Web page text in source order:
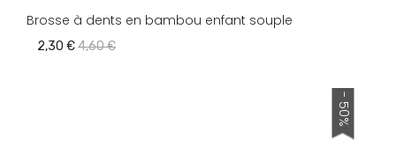
Brosse à dents en bambou enfant souple
2,30 €4,60 €
- 50%